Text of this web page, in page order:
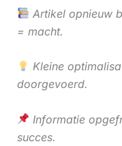
Artikel opnieuw
= macht.
Kleine
doorgevoerd.
Informatie
succes.